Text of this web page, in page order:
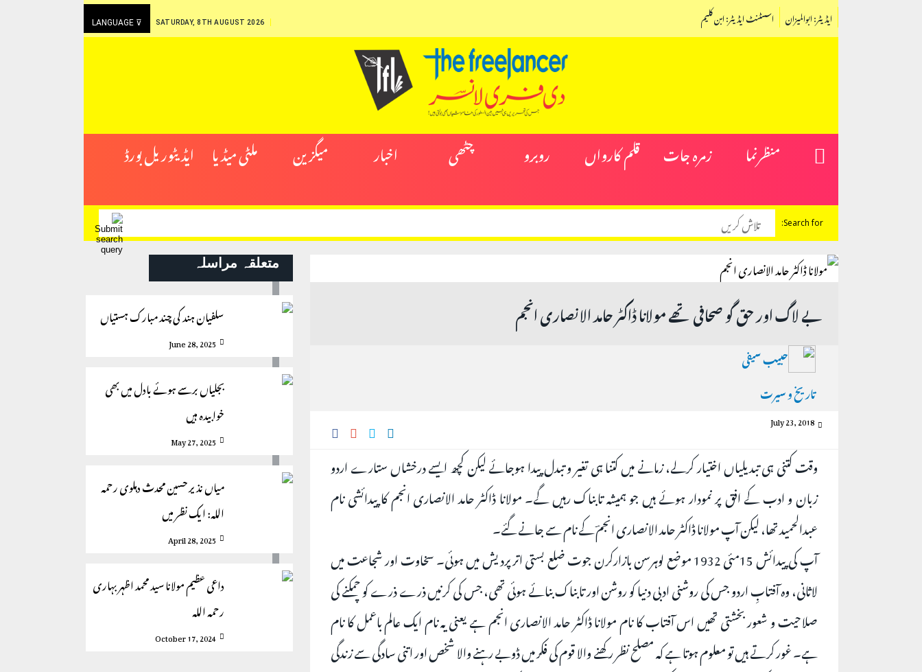
LANGUAGE ⊽ SATURDAY, 8TH AUGUST 2026 اسسٹنٹ ایڈیٹر: ابن کلیم ایڈیٹر: ابوالمیزان
منظرنما زمرہ جات قلم کارواں روبرو چٹھی اخبار میگزین ملٹی میڈیا ایڈیٹوریل بورڈ
Search for:
بے لاگ اور حق گو صحافی تھے مولانا ڈاکٹر حامد الانصاری انجم
حبیب سیفی
تاریخ و سیرت
July 23, 2018
وقت کتنی ہی تبدیلیاں اختیار کرلے، زمانے میں کتنا ہی تغیر و تبدل پیدا ہوجائے لیکن کچھ ایسے درخشاں ستارے اردو
زبان و ادب کے افق پر نمودار ہوئے ہیں جو ہمیشہ تابناک رہیں گے۔ مولانا ڈاکٹر حامد الانصاری انجم کا پیدائشی نام
عبدالحمید تھا، لیکن آپ مولانا ڈاکٹر حامد الانصاری انجمؔ کے نام سے جانے گئے۔
آپ کی پیدائش 15مئی 1932 موضع لوہرسن بازارکرن جوت ضلع بستی اترپردیش میں ہوئی۔ سخاوت اور شجاعت میں
لاثانی، وہ آفتابِ اردو جس کی روشنی ادبی دنیا کو روشن اور تابناک بنائے ہوئی تھی، جس کی کرنیں ذرے ذرے کو چمکنے کی
صلاحیت و شعور بخشتی تھیں اس آفتاب کا نام مولانا ڈاکٹر حامد الانصاری انجم ہے یعنی یہ نام ایک عالم باعمل کا نام
ہے۔ غور کرتے ہیں تو معلوم ہوتا ہے کہ مصلح نظر رکھنے والا قوم کی فکر میں ڈوبے رہنے والا شخص اور اتنی سادگی سے زندگی
متعلقہ مراسلہ
سلفیان ہند کی چند مبارک ہستیاں
June 28, 2025
بجلیاں برسے ہوئے بادل میں بھی
خوابیدہ ہیں
May 27, 2025
میاں نذیر حسین محدث دہلوی رحمہ
اللہ: ایک نظر میں
April 28, 2025
داعی عظیم مولانا سید محمد اظہر بہاری
رحمہ اللہ
October 17, 2024